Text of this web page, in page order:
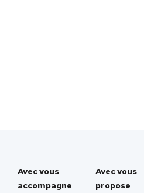
Avec vous
accompagne
Avec vous
propose